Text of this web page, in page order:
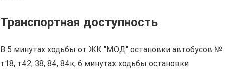
Транспортная доступность
В 5 минутах ходьбы от ЖК "МОД" остановки автобусов №
т18, т42, 38, 84, 84к, 6 минутах ходьбы остановки